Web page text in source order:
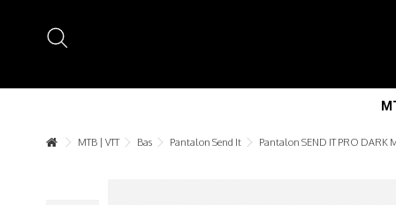
MTB | VTT Bas Pantalon Send It Pantalon SEND IT PRO DARK